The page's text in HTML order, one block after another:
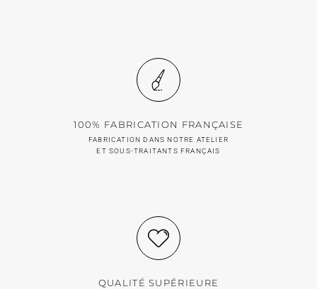
100% FABRICATION FRANÇAISE
FABRICATION DANS NOTRE ATELIER
ET SOUS-TRAITANTS FRANÇAIS
QUALITÉ SUPÉRIEURE